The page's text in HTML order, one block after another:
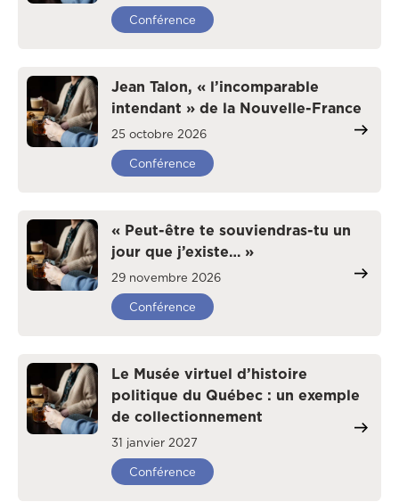
Conférence
Jean Talon, « l’incomparable
intendant » de la Nouvelle-France
25 octobre 2026
Conférence
« Peut-être te souviendras-tu un
jour que j’existe… »
29 novembre 2026
Conférence
Le Musée virtuel d’histoire
politique du Québec : un exemple
de collectionnement
31 janvier 2027
Conférence